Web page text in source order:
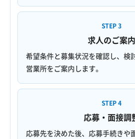
STEP 3
求人のご案内
希望条件と募集状況を確認し、検
営業所をご案内します。
STEP 4
応募・面接調
応募先を決めた後、応募手続きや